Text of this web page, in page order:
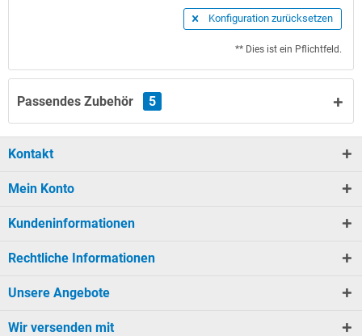
Konfiguration zurücksetzen
** Dies ist ein Pflichtfeld.
Passendes Zubehör 5
Kontakt
Mein Konto
Kundeninformationen
Rechtliche Informationen
Unsere Angebote
Wir versenden mit